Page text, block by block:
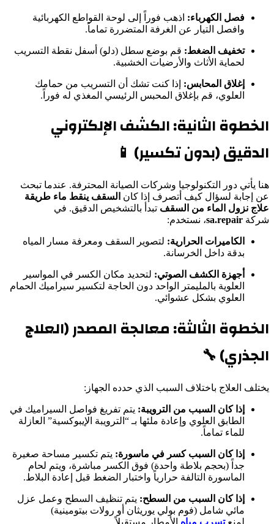
فصل الكهرباء: اذهب فوراً إلى لوحة القواطع الكهربائية
وافصل التيار عن الغرفة المتضررة تماماً.
تخفيف الضغط: قم بوضع سطل (دلو) أسفل نقطة التسريب
لحماية الأثاث والأرضيات الخشبية.
إغلاق المحابس: إذا كنت تشك أن التسريب من حمامك
العلوي، قم بإغلاق المحبس الرئيسي المغذي له فوراً.
الخطوة الثانية: الكشف الإلكتروني
الدقيق (بدون تكسير) 📱
هنا يأتي دور التكنولوجيا وشركات الصيانة المحترفة. عندما تبحث
عن إجابة لسؤال كيف أتصرف إذا كان السقف ينقط ماء طريقة
علاج نزول الماء من السقف تبدأ بالتشخيص الدقيق. في
شركة sa.repair، نستخدم:
الكاميرات الحرارية: لتصوير السقف ومعرفة مسار المياه
بدقة داخل الخرسانة.
أجهزة الكشف الصوتي: لتحديد مكان الكسر في المواسير
العلوية بالمليمتر الواحد دون الحاجة لتكسير سيراميك الحمام
العلوي بشكل عشوائي.
الخطوة الثالثة: معالجة المصدر (العلاج
الجذري) 🔧
يختلف العلاج باختلاف السبب الذي حدده الجهاز:
إذا كان السبب من الترويبة: يتم تفريغ فواصل السيراميك في
الطابق العلوي وإعادة ملئها بـ “الترويبة الإيبوكسية” العازلة
للماء تماماً.
إذا كان السبب كسر في ماسورة: يتم تكسير مساحة صغيرة
جداً (بحجم بلاطة واحدة) فوق الكسر مباشرة، ويتم لحام
الماسورة التالفة حرارياً واختبار الضغط قبل إعادة البلاط.
إذا كان السبب من السطح: يتم تنظيف السطح وعمل عزل
مائي شامل (فوم بولي يوريثان أو رولات بيتومينية)